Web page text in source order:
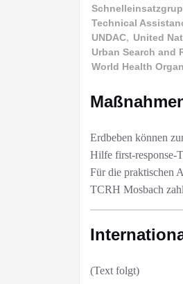
Technical
UNDAC, United
Urban Search and
World Health
Erdbeben können
Hilfe first-response-
Für die praktischen
TCRH Mosbach
(Text folgt)